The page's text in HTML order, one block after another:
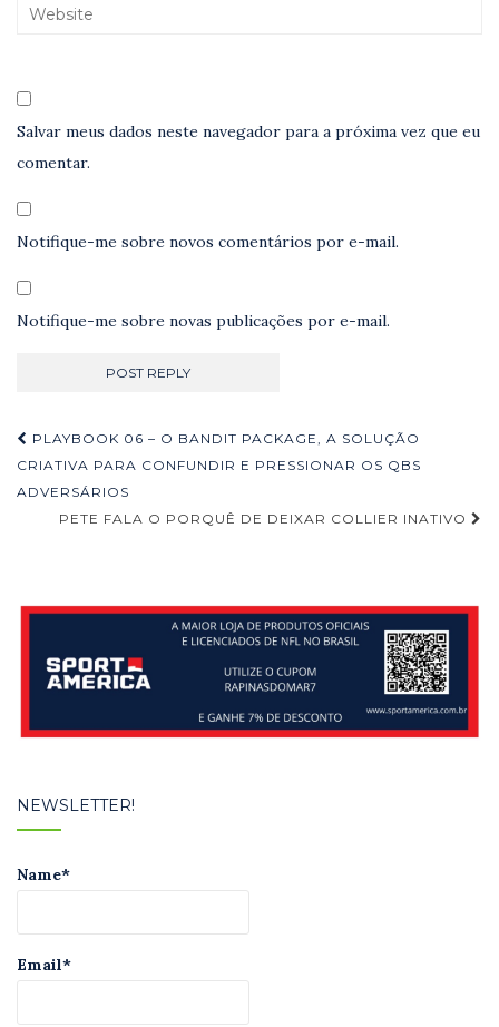
Salvar meus dados neste navegador para a próxima vez que eu
comentar.
Notifique-me sobre novos comentários por e-mail.
Notifique-me sobre novas publicações por e-mail.
Navegação
de
Post
PLAYBOOK 06 – O BANDIT PACKAGE, A SOLUÇÃO
CRIATIVA PARA CONFUNDIR E PRESSIONAR OS QBS
ADVERSÁRIOS
PETE FALA O PORQUÊ DE DEIXAR COLLIER INATIVO
NEWSLETTER!
Name*
Email*